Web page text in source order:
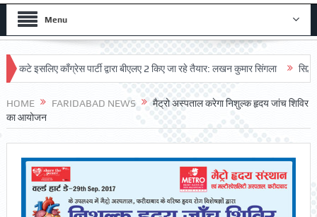
Menu
इसलिए काँग्रेस पार्टी द्वारा बीएलए 2 किए जा रहे तैयार: लखन कुमार सिंगला सिद्धपीठ
HOME FARIDABAD NEWS
मैट्रो अस्पताल करेगा निशुल्क हृदय जांच शिविर
का आयोजन